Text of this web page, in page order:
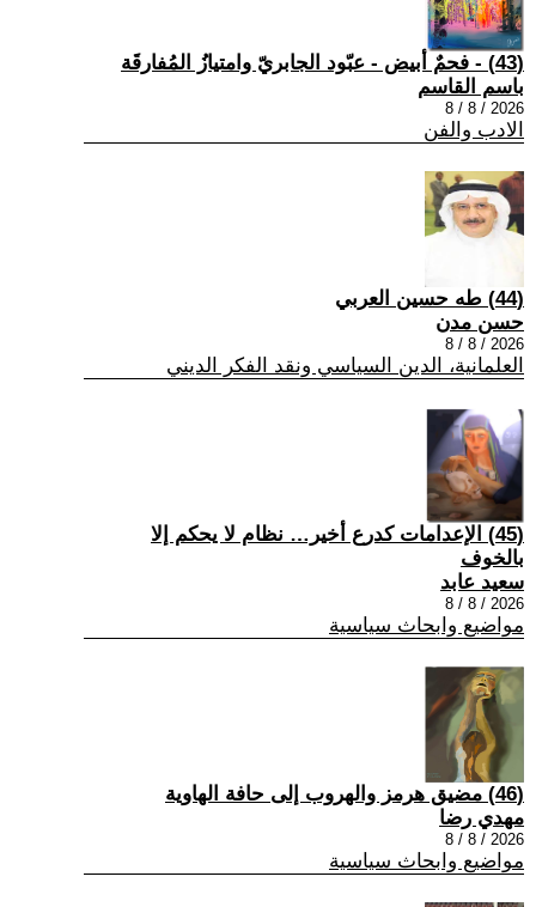
(43) - فحمٌ أبيض - عبّود الجابريّ وامتيازُ المُفارقَة
باسم القاسم
2026 / 8 / 8
الادب والفن
(44) طه حسين العربي
حسن مدن
2026 / 8 / 8
العلمانية، الدين السياسي ونقد الفكر الديني
(45) الإعدامات كدرع أخير… نظام لا يحكم إلا
بالخوف
سعيد عابد
2026 / 8 / 8
مواضيع وابحاث سياسية
(46) مضيق هرمز والهروب إلى حافة الهاوية
مهدي رضا
2026 / 8 / 8
مواضيع وابحاث سياسية